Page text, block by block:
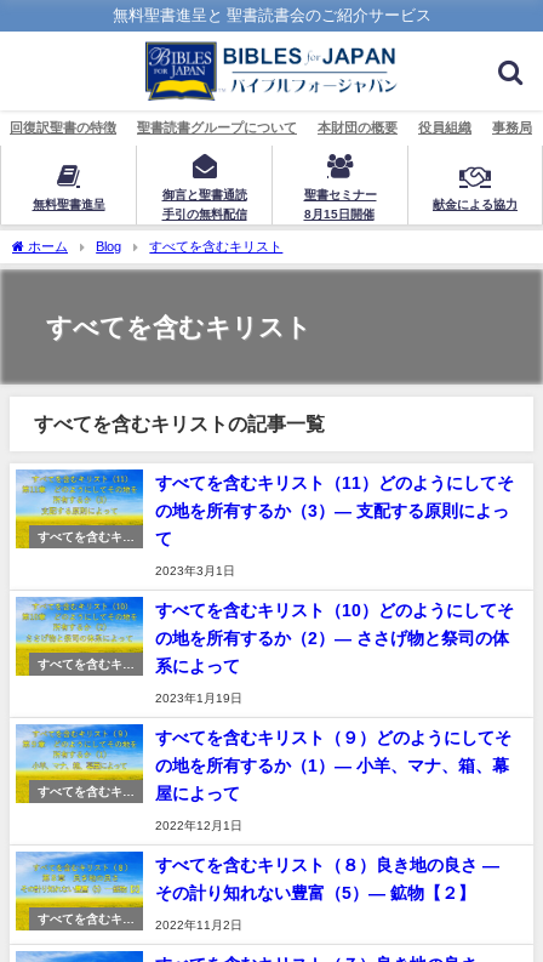
無料聖書進呈と 聖書読書会のご紹介サービス
回復訳聖書の特徴 聖書読書グループについて 本財団の概要 役員組織 事務局
無料聖書進呈
御言と聖書通読
手引の無料配信
聖書セミナー
8月15日開催
献金による協力
ホーム Blog すべてを含むキリスト
すべてを含むキリスト
すべてを含むキリストの記事一覧
すべてを含むキリ
すべてを含むキリスト（11）どのようにしてそ
の地を所有するか（3）― 支配する原則によっ
て
2023年3月1日
すべてを含むキリ
すべてを含むキリスト（10）どのようにしてそ
の地を所有するか（2）― ささげ物と祭司の体
系によって
2023年1月19日
すべてを含むキリ
すべてを含むキリスト（９）どのようにしてそ
の地を所有するか（1）― 小羊、マナ、箱、幕
屋によって
2022年12月1日
すべてを含むキリ
すべてを含むキリスト（８）良き地の良さ ―
その計り知れない豊富（5）― 鉱物【２】
2022年11月2日